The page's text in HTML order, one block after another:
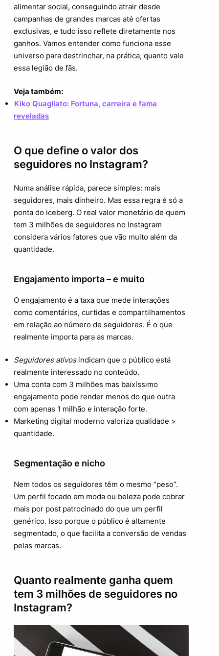
alimentar social, conseguindo atrair desde
campanhas de grandes marcas até ofertas
exclusivas, e tudo isso reflete diretamente nos
ganhos. Vamos entender como funciona esse
universo para destrinchar, na prática, quanto vale
essa legião de fãs.
Veja também:
Kiko Quagliato: Fortuna, carreira e fama
reveladas
O que define o valor dos
seguidores no Instagram?
Numa análise rápida, parece simples: mais
seguidores, mais dinheiro. Mas essa regra é só a
ponta do iceberg. O real valor monetário de quem
tem 3 milhões de seguidores no Instagram
considera vários fatores que vão muito além da
quantidade.
Engajamento importa – e muito
O engajamento é a taxa que mede interações
como comentários, curtidas e compartilhamentos
em relação ao número de seguidores. É o que
realmente importa para as marcas.
Seguidores ativosindicam que o público está
realmente interessado no conteúdo.
Uma conta com 3 milhões mas baixíssimo
engajamento pode render menos do que outra
com apenas 1 milhão e interação forte.
Marketing digital moderno valoriza qualidade >
quantidade.
Segmentação e nicho
Nem todos os seguidores têm o mesmo “peso”.
Um perfil focado em moda ou beleza pode cobrar
mais por post patrocinado do que um perfil
genérico. Isso porque o público é altamente
segmentado, o que facilita a conversão de vendas
pelas marcas.
Quanto realmente ganha quem
tem 3 milhões de seguidores no
Instagram?